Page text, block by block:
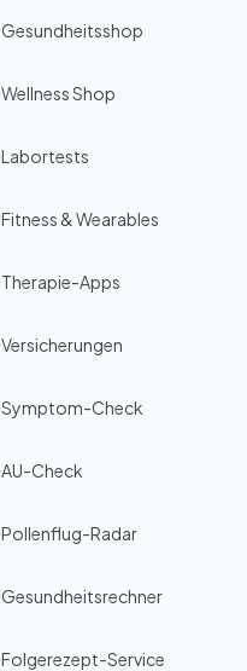
Gesundheitsshop
Wellness Shop
Labortests
Fitness & Wearables
Therapie-Apps
Versicherungen
Symptom-Check
AU-Check
Pollenflug-Radar
Gesundheitsrechner
Folgerezept-Service